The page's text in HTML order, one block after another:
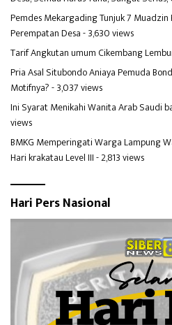
Pemdes Mekargading Tunjuk 7
Perempatan Desa- 3,630 views
Tarif Angkutan umum Cikembang
Pria Asal Situbondo Aniaya Pemuda
Motifnya?- 3,037 views
Ini Syarat Menikahi Wanita Arab Saudi
views
BMKG Memperingati Warga Lampung
Hari krakatau Level III- 2,813 views
Hari Pers Nasional